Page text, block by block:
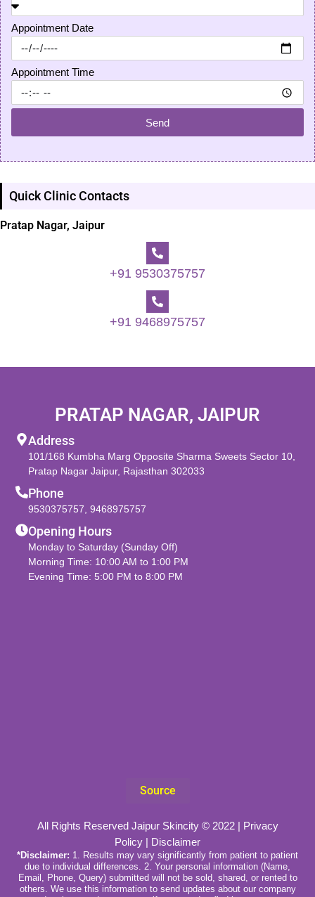
Appointment Date
Appointment Time
Send
Quick Clinic Contacts
Pratap Nagar, Jaipur
+91 9530375757
+91 9468975757
PRATAP NAGAR, JAIPUR
Address
101/168 Kumbha Marg Opposite Sharma Sweets Sector 10,
Pratap Nagar Jaipur, Rajasthan 302033
Phone
9530375757 ,9468975757
Opening Hours
Monday to Saturday (Sunday Off)
Morning Time: 10:00 AM to 1:00 PM
Evening Time: 5:00 PM to 8:00 PM
Source
All Rights Reserved Jaipur Skincity © 2022 | Privacy
Policy | Disclaimer
*Disclaimer: 1. Results may vary significantly from patient to patient
due to individual differences. 2. Your personal information (Name,
Email, Phone, Query) submitted will not be sold, shared, or rented to
others. We use this information to send updates about our company